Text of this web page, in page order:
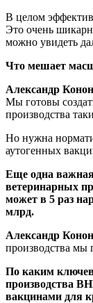
В целом
Это очень
можно увидеть
Что мешает
Александр
Мы готовы
производства
Но нужна
аутогенных
Еще одна
ветеринарных
может в 5 раз
млрд.
Александр
производства мы
По каким
производства
вакцинами для